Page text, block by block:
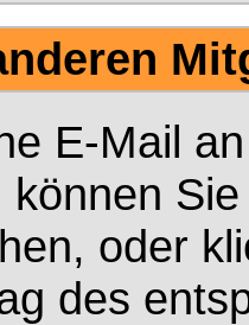
E-Mail
können
oder
des